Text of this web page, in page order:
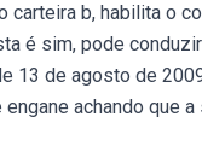
carteira b, habilita o
é sim, pode
13 de agosto de
achando que